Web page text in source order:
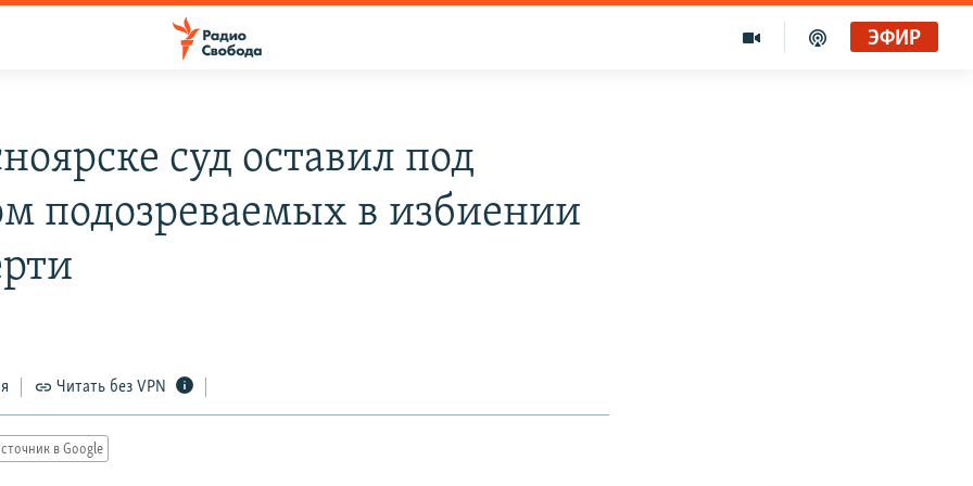
ЭФИР
суд оставил под
подозреваемых в избиении
Читать без VPN
в Google